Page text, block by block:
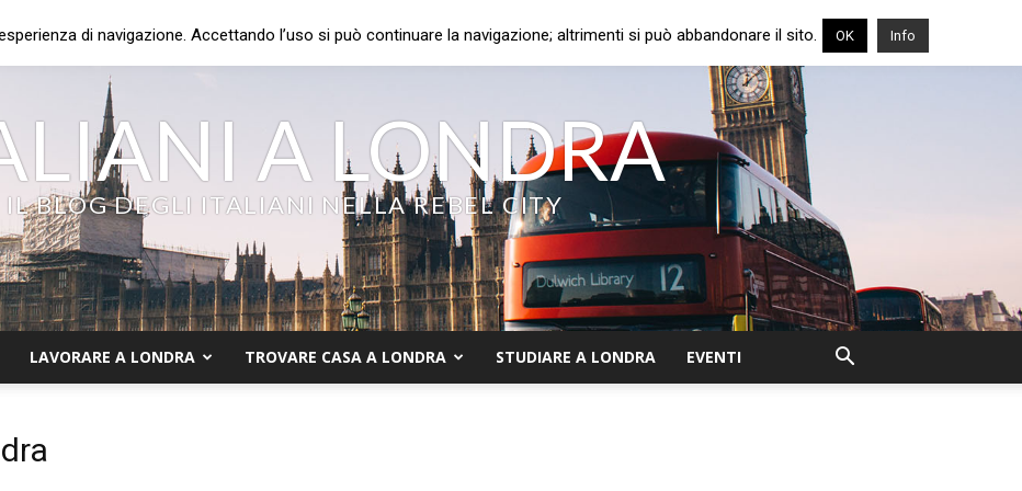
A LONDRA
IL BLOG DEGLI ITALIANI NELLA REBEL CITY
LAVORARE A LONDRA TROVARE CASA A LONDRA STUDIARE A LONDRA EVENTI
di navigazione. Accettando l’uso si può continuare la navigazione; altrimenti si può abbandonare il sito. OK Info